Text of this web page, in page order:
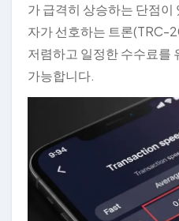
가 급격히 상승하는 단점
자가 선호하는 트론(TRC-
저렴하고 일정한 수수료를
가능합니다.